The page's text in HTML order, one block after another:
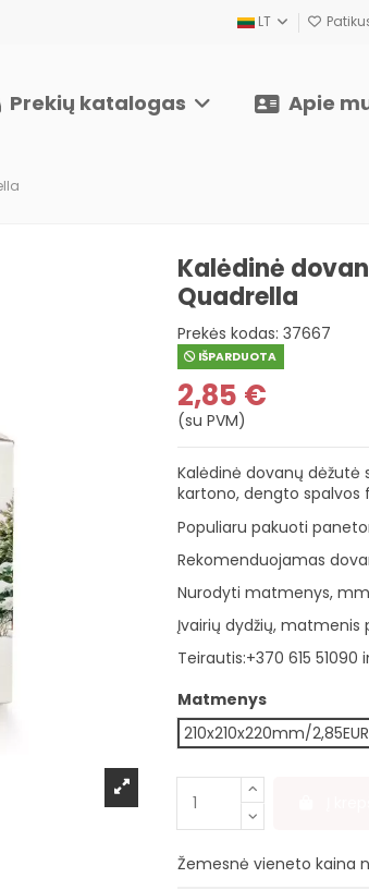
LT
Prekių katalogas Apie
Kalėdinė
Quadrella
Prekės kodas: 37667
IŠPARDUOTA
2,85 €
(su PVM)
Kalėdinė dovanų
kartono, dengto spalvos
Populiaru pakuoti
Rekomenduojamas
Nurodyti matmenys,
Įvairių dydžių, matmenis
Teirautis:+370 615 51090
Matmenys
210x210x220mm/2,85EUR
Žemesnė vieneto kaina